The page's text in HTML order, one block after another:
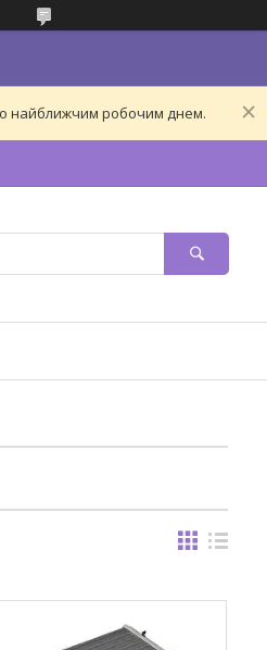
найближчим робочим днем.